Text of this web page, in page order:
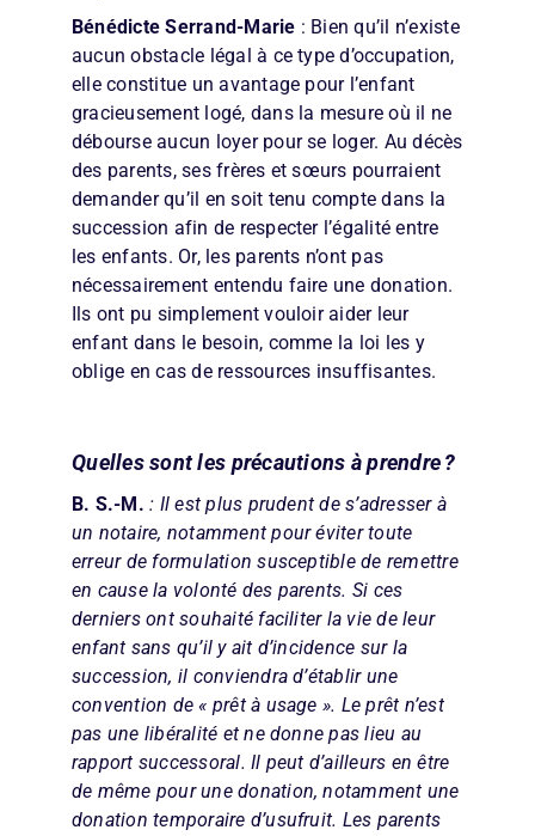
Bénédicte Serrand-Marie : Bien qu’il n’existe
aucun obstacle légal à ce type d’occupation,
elle constitue un avantage pour l’enfant
gracieusement logé, dans la mesure où il ne
débourse aucun loyer pour se loger. Au décès
des parents, ses frères et sœurs pourraient
demander qu’il en soit tenu compte dans la
succession afin de respecter l’égalité entre
les enfants. Or, les parents n’ont pas
nécessairement entendu faire une donation.
Ils ont pu simplement vouloir aider leur
enfant dans le besoin, comme la loi les y
oblige en cas de ressources insuffisantes.
Quelles sont les précautions à prendre ?
B. S.-M.: Il est plus prudent de s’adresser à
un notaire, notamment pour éviter toute
erreur de formulation susceptible de remettre
en cause la volonté des parents. Si ces
derniers ont souhaité faciliter la vie de leur
enfant sans qu’il y ait d’incidence sur la
succession, il conviendra d’établir une
convention de « prêt à usage ». Le prêt n’est
pas une libéralité et ne donne pas lieu au
rapport successoral. Il peut d’ailleurs en être
de même pour une donation, notamment une
donation temporaire d’usufruit. Les parents